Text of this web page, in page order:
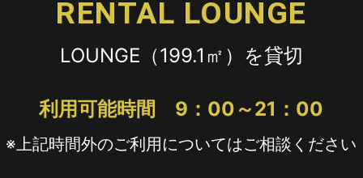
H/Q
HARAJUKU QUEST
RENTAL LOUNGE
LOUNGE（199.1㎡）を貸切
利用可能時間 9：00～21：00
※上記時間外のご利用についてはご相談ください